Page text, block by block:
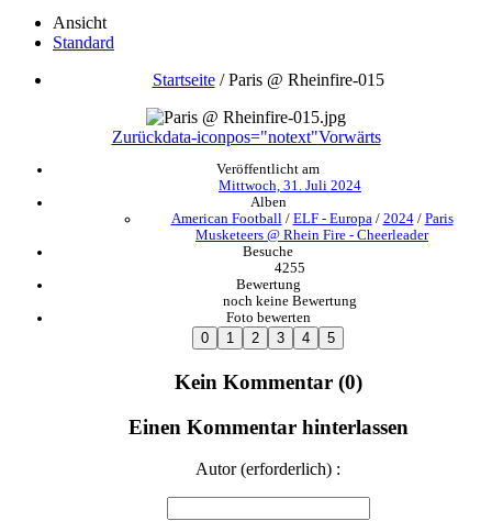
Ansicht
Standard
Startseite/Paris @ Rheinfire-015
Zurückdata-iconpos="notext"Vorwärts
Veröffentlicht am
Mittwoch, 31. Juli 2024
Alben
American Football/ ELF - Europa/ 2024/ Paris
Musketeers @ Rhein Fire - Cheerleader
Besuche
4255
Bewertung
noch keine Bewertung
Foto bewerten
Kein Kommentar (0)
Einen Kommentar hinterlassen
Autor (erforderlich) :